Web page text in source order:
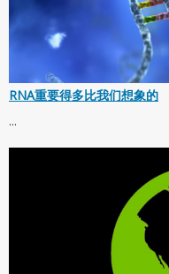
RNA重要得多比我们想象的
...